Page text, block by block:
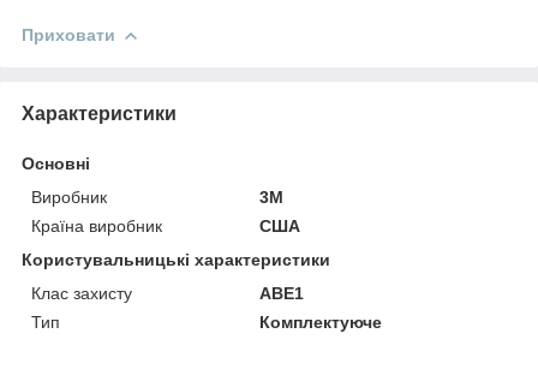
Приховати
Характеристики
Основні
Виробник
3М
Країна виробник
США
Користувальницькі характеристики
Клас захисту
АВЕ1
Тип
Комплектуюче